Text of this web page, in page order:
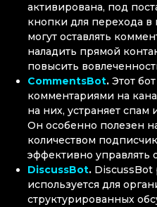
активирована, под
кнопки для перехода в
могут оставлять
наладить прямой
повысить
CommentsBot. Этот
комментариями на
на них, устраняет
Он особенно полезен
количеством
эффективно управлять
DiscussBot. DiscussBot
используется для
структурированных